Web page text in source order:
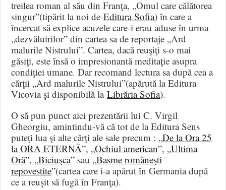
treilea roman al său din Franţa, „Omul care călătorea
singur”(tipărit la noi deEditura Sofia) în care a
încercat să explice acuzele care-i erau aduse în urma
„dezvăluirilor” din cartea sa de reportaje „Ard
malurile Nistrului”. Cartea, dacă reuşiţi s-o mai
găsiţi, este însă o impresionantă meditaţie asupra
condiţiei umane. Dar recomand lectura sa după cea a
cărţii „Ard malurile Nistrului”(apărută la Editura
Vicovia şi disponibilă laLibrăria Sofia).
O să pun punct aici prezentării lui C. Virgil
Gheorgiu, amintindu-vă că tot de la Editura Sens
puteţi lua şi alte cărţi ale sale precum : „De la Ora 25
la ORA ETERNĂ”, „Ochiul american”, „Ultima
Oră”, „Biciuşca” sau „Basme româneşti
repovestite”(cartea care i-a apărut în Germania după
ce a reuşit să fugă în Franţa).